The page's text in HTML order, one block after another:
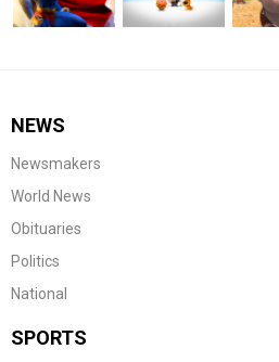
NEWS
Newsmakers
World News
Obituaries
Politics
National
SPORTS